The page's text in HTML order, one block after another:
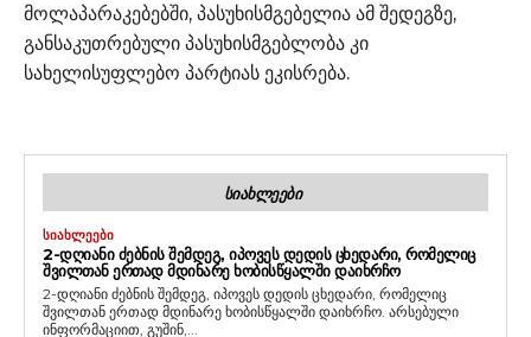
მოლაპარაკებებში, პასუხისმგებელია ამ შედეგზე,
განსაკუთრებული პასუხისმგებლობა კი
სახელისუფლებო პარტიას ეკისრება.
ᲡᲘᲐᲮᲚᲔᲔᲑᲘ
ᲡᲘᲐᲮᲚᲔᲔᲑᲘ
2-ᲓᲦᲘᲐᲜᲘ ᲫᲔᲑᲜᲘᲡ ᲨᲔᲛᲓᲔᲒ, ᲘᲞᲝᲕᲔᲡ ᲓᲔᲓᲘᲡ ᲪᲮᲔᲓᲐᲠᲘ, ᲠᲝᲛᲔᲚᲘᲪ
ᲨᲕᲘᲚᲗᲐᲜ ᲔᲠᲗᲐᲓ ᲛᲓᲘᲜᲐᲠᲔ ᲮᲝᲑᲘᲡᲬᲧᲐᲚᲨᲘ ᲓᲐᲘᲮᲠᲩᲝ
2-დღიანი ძებნის შემდეგ, იპოვეს დედის ცხედარი, რომელიც
შვილთან ერთად მდინარე ხობისწყალში დაიხრჩო. არსებული
ინფორმაციით, გუშინ,...